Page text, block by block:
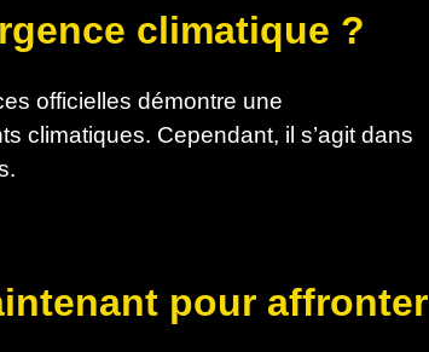
climatique ?
officielles démontre une
climatiques. Cependant, il s’agit dans
pour affronter